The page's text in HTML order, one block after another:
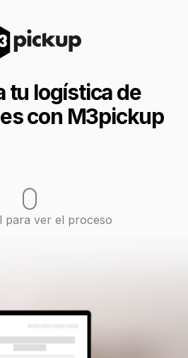
tu logística de
con M3pickup
para ver el proceso